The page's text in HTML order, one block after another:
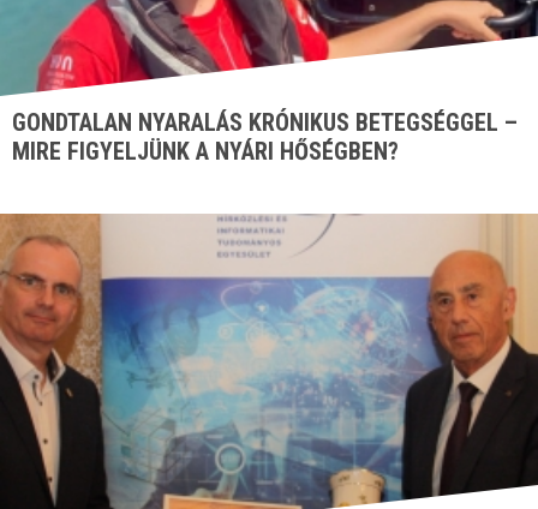
GONDTALAN NYARALÁS KRÓNIKUS BETEGSÉGGEL –
MIRE FIGYELJÜNK A NYÁRI HŐSÉGBEN?